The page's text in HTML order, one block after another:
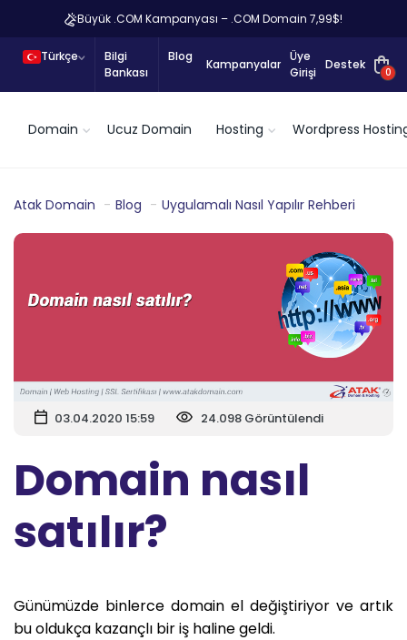
Büyük .COM Kampanyası – .COM Domain 7,99$!
Türkçe
Bilgi
Bankası
Blog
Kampanyalar
Üye
Girişi
Destek
0
Domain Ucuz Domain Hosting Wordpress
Atak Domain Blog Uygulamalı Nasıl Yapılır Rehberi
03.04.2020 15:59 24.098 Görüntülendi
Domain nasıl
satılır?
Günümüzde binlerce domain el değiştiriyor ve artık
bu oldukça kazançlı bir iş haline geldi.